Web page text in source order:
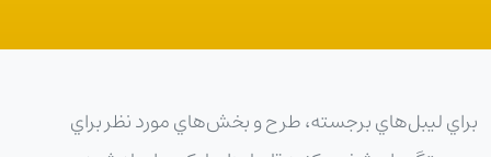
براي ليبل‌هاي برجسته، طرح و بخش‌هاي مورد نظر براي